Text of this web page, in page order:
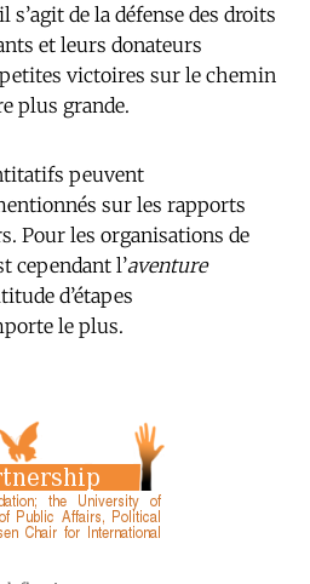
s’agit de la défense des droits
et leurs donateurs
victoires sur le chemin
plus grande.
peuvent
sur les rapports
Pour les organisations de
cependant l’aventure
d’étapes
le plus.